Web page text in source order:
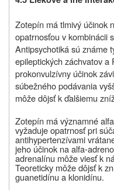
Zotepín má tlmivý účinok
opatrnosťou v kombinácii
Antipsychotiká sú známe
epileptických záchvatov
prokonvulzívny účinok
súbežného podávania
môže dôjsť k ďalšiemu
Zotepín má významné alfa
vyžaduje opatrnosť pri
antihypertenzívami
jeho účinok na alfa-
adrenalínu môže viesť k
Teoreticky môže dôjsť k
guanetidínu a klonidínu.